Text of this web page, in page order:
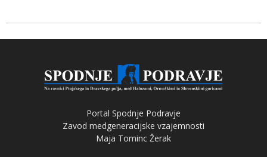
Portal Spodnje Podravje
Zavod medgeneracijske vzajemnosti
Maja Tominc Žerak